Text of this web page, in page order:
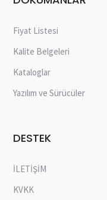
Fiyat Listesi
Kalite Belgeleri
Kataloglar
Yazılım ve Sürücüler
DESTEK
İLETİŞİM
KVKK